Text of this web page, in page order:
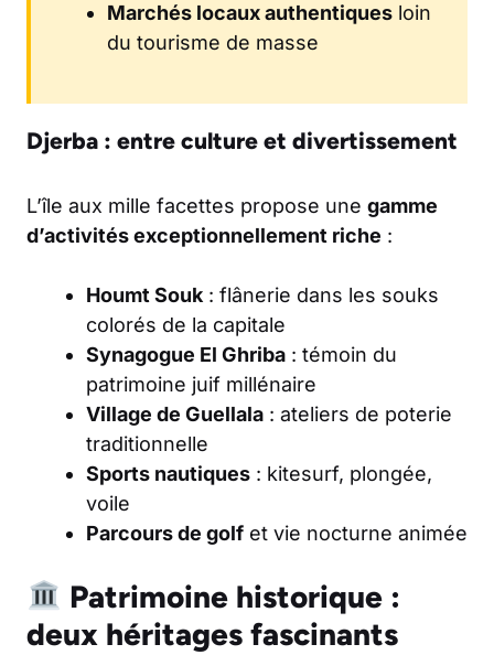
Marchés locaux authentiques loin
du tourisme de masse
Djerba : entre culture et divertissement
L’île aux mille facettes propose une gamme
d’activités exceptionnellement riche :
Houmt Souk : flânerie dans les souks
colorés de la capitale
Synagogue El Ghriba : témoin du
patrimoine juif millénaire
Village de Guellala : ateliers de poterie
traditionnelle
Sports nautiques : kitesurf, plongée,
voile
Parcours de golf et vie nocturne animée
Patrimoine historique :
deux héritages fascinants